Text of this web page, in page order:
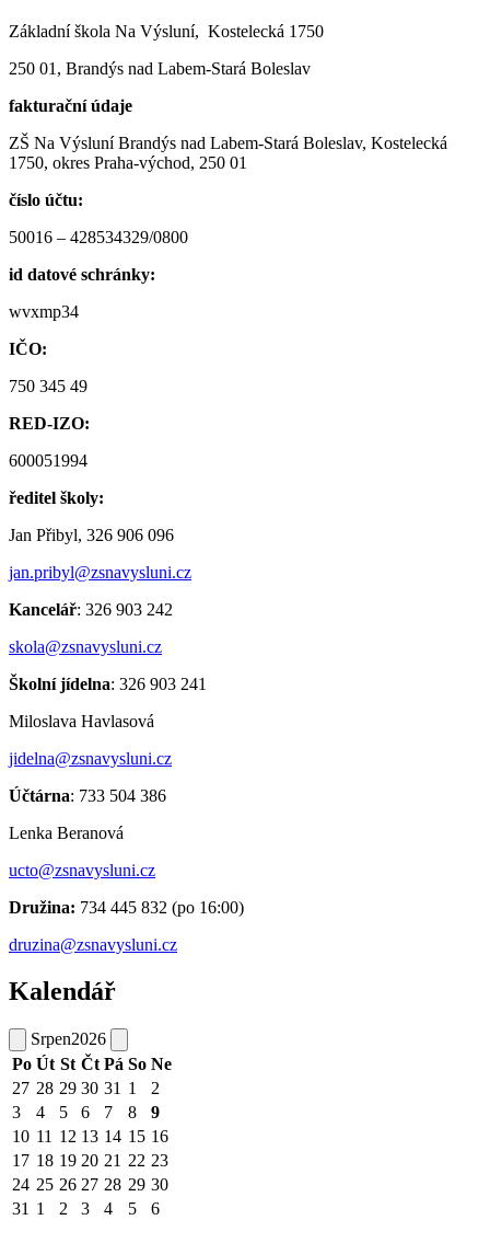
Základní škola Na Výsluní, Kostelecká 1750
250 01, Brandýs nad Labem-Stará Boleslav
fakturační údaje
ZŠ Na Výsluní Brandýs nad Labem-Stará Boleslav, Kostelecká
1750, okres Praha-východ, 250 01
číslo účtu:
50016 – 428534329/0800
id datové schránky:
wvxmp34
IČO:
750 345 49
RED-IZO:
600051994
ředitel školy:
Jan Přibyl, 326 906 096
jan.pribyl@zsnavysluni.cz
Kancelář: 326 903 242
skola@zsnavysluni.cz
Školní jídelna: 326 903 241
Miloslava Havlasová
jidelna@zsnavysluni.cz
Účtárna: 733 504 386
Lenka Beranová
ucto@zsnavysluni.cz
Družina: 734 445 832 (po 16:00)
druzina@zsnavysluni.cz
Kalendář
Srpen2026
Po Út St Čt Pá So Ne
27 28 29 30 31 1
2
3
4 5 6 7 8
9
10 11 12 13 14 15 16
17 18 19 20 21 22 23
24 25 26 27 28 29 30
31 1 2 3 4 5 6